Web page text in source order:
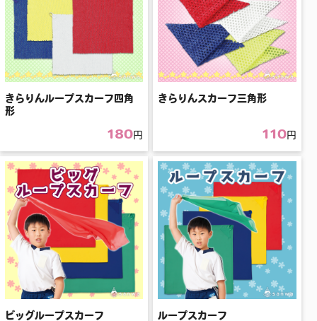
きらりんループスカーフ四角
形
180円
きらりんスカーフ三角形
110円
ビッグループスカーフ ループスカーフ